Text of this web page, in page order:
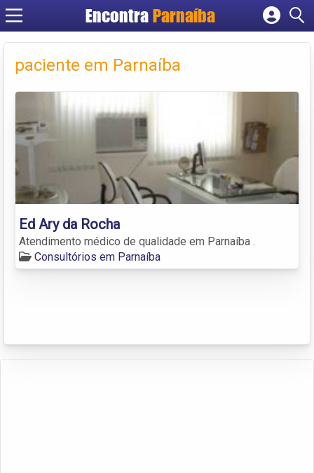
Encontra Parnaíba
Cadastrar empresa
Criar conta
paciente em Parnaíba
Ed Ary da Rocha
Atendimento médico de qualidade em Parnaíba .
Consultórios em Parnaíba